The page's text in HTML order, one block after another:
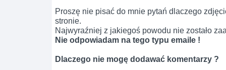
Proszę nie pisać do mnie pytań dlaczego
stronie.
Najwyraźniej z jakiegoś powodu nie zostało
Nie odpowiadam na tego typu emaile !
Dlaczego nie mogę dodawać komentarzy ?